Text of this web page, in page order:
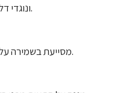
מגבירה פעילות תאי NK ונוגדי דלקת טבעיים.
מסייעת בשמירה על כולסטרול תקין ובאיזון מטבולי כולל.